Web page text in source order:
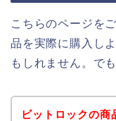
こちらのページを
品を実際に購入し
もしれません。で
ビットロックの商